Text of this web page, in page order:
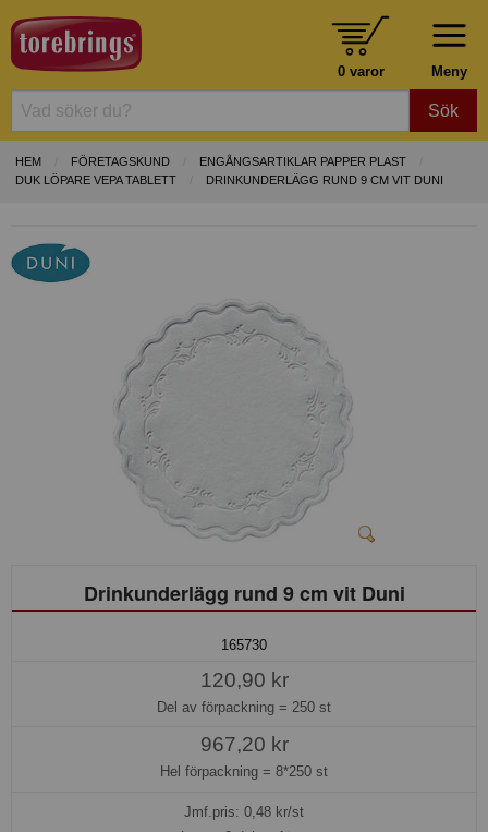
Meny
0 varor
Sök
HEM FÖRETAGSKUND
ENGÅNGSARTIKLAR PAPPER PLAST
DUK LÖPARE VEPA TABLETT
DRINKUNDERLÄGG RUND 9 CM VIT DUNI
Drinkunderlägg rund 9 cm vit Duni
165730
120,90 kr
Del av förpackning = 250 st
967,20 kr
Hel förpackning = 8*250 st
Jmf.pris: 0,48 kr/st